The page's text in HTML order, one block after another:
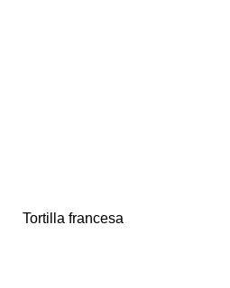
Tortilla francesa